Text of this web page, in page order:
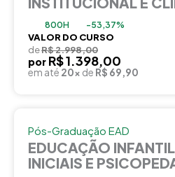
800H -53,37%
VALOR DO CURSO
deR$ 2.998,00
por R$ 1.398,00
em até 20x de R$ 69,90
Pós-Graduação EAD
EDUCAÇÃO
INICIAIS E